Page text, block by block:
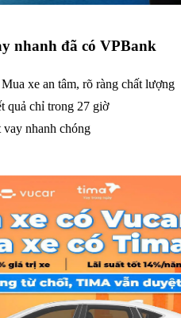
nhanh đã có VPBank
Mua xe an tâm, rõ ràng chất lượng
quả chỉ trong 27 giờ
vay nhanh chóng